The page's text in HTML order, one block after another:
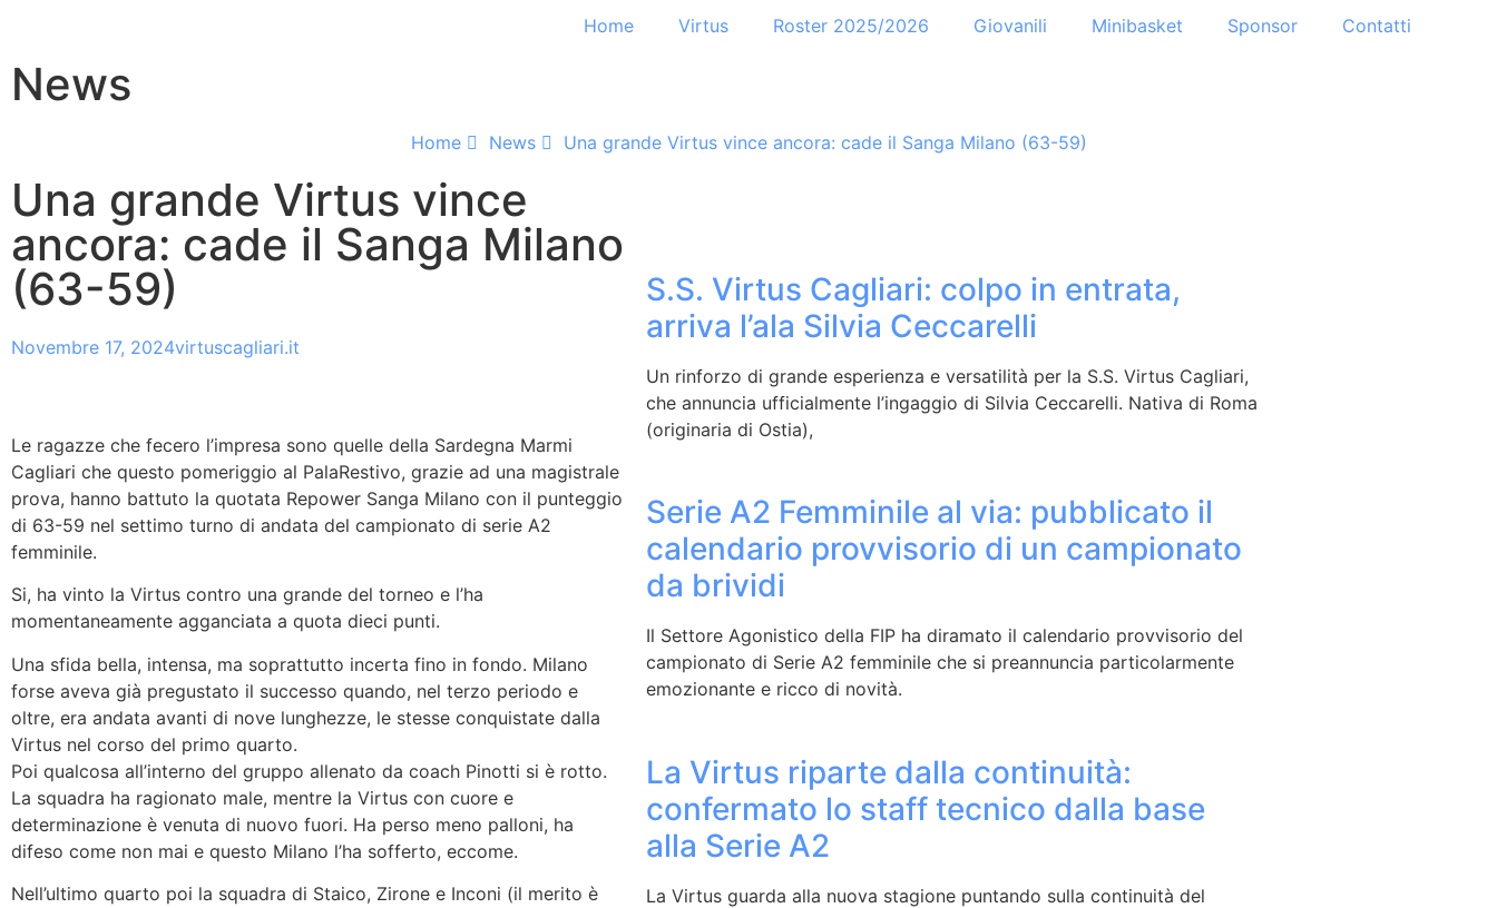
Home Virtus Roster 2025/2026 Giovanili Minibasket Sponsor Contatti
News
Home News Una grande Virtus vince ancora: cade il Sanga Milano (63-59)
Una grande Virtus vince
ancora: cade il Sanga Milano
(63-59)
Novembre 17, 2024virtuscagliari.it
Le ragazze che fecero l’impresa sono quelle della Sardegna Marmi
Cagliari che questo pomeriggio al PalaRestivo, grazie ad una magistrale
prova, hanno battuto la quotata Repower Sanga Milano con il punteggio
di 63-59 nel settimo turno di andata del campionato di serie A2
femminile.
Si, ha vinto la Virtus contro una grande del torneo e l’ha
momentaneamente agganciata a quota dieci punti.
Una sfida bella, intensa, ma soprattutto incerta fino in fondo. Milano
forse aveva già pregustato il successo quando, nel terzo periodo e
oltre, era andata avanti di nove lunghezze, le stesse conquistate dalla
Virtus nel corso del primo quarto.
Poi qualcosa all’interno del gruppo allenato da coach Pinotti si è rotto.
La squadra ha ragionato male, mentre la Virtus con cuore e
determinazione è venuta di nuovo fuori. Ha perso meno palloni, ha
difeso come non mai e questo Milano l’ha sofferto, eccome.
Nell’ultimo quarto poi la squadra di Staico, Zirone e Inconi (il merito è
S.S. Virtus Cagliari: colpo in entrata,
arriva l’ala Silvia Ceccarelli
Un rinforzo di grande esperienza e versatilità per la S.S. Virtus Cagliari,
che annuncia ufficialmente l’ingaggio di Silvia Ceccarelli. Nativa di Roma
(originaria di Ostia),
Serie A2 Femminile al via: pubblicato il
calendario provvisorio di un campionato
da brividi
Il Settore Agonistico della FIP ha diramato il calendario provvisorio del
campionato di Serie A2 femminile che si preannuncia particolarmente
emozionante e ricco di novità.
La Virtus riparte dalla continuità:
confermato lo staff tecnico dalla base
alla Serie A2
La Virtus guarda alla nuova stagione puntando sulla continuità del